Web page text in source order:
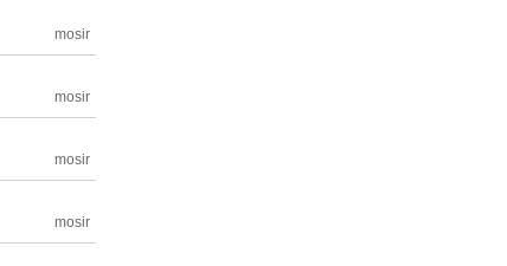
mosir
mosir
mosir
mosir